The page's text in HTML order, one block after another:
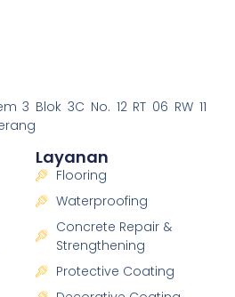
3 Blok 3C No. 12 RT 06 RW 11
Layanan
Flooring
Waterproofing
Concrete Repair &
Strengthening
Protective Coating